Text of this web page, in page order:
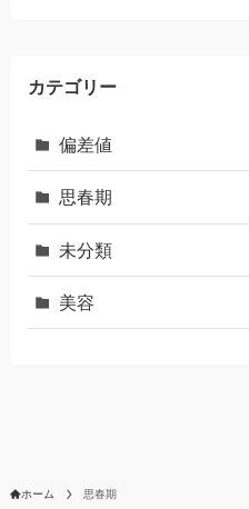
カテゴリー
偏差値
思春期
未分類
美容
ホーム 思春期